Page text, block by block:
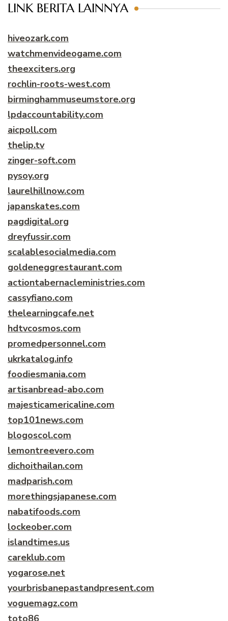
LINK BERITA LAINNYA
hiveozark.com
watchmenvideogame.com
theexciters.org
rochlin-roots-west.com
birminghammuseumstore.org
lpdaccountability.com
aicpoll.com
thelip.tv
zinger-soft.com
pysoy.org
laurelhillnow.com
japanskates.com
pagdigital.org
dreyfussir.com
scalablesocialmedia.com
goldeneggrestaurant.com
actiontabernacleministries.com
cassyfiano.com
thelearningcafe.net
hdtvcosmos.com
promedpersonnel.com
ukrkatalog.info
foodiesmania.com
artisanbread-abo.com
majesticamericaline.com
top101news.com
blogoscol.com
lemontreevero.com
dichoithailan.com
madparish.com
morethingsjapanese.com
nabatifoods.com
lockeober.com
islandtimes.us
careklub.com
yogarose.net
yourbrisbanepastandpresent.com
voguemagz.com